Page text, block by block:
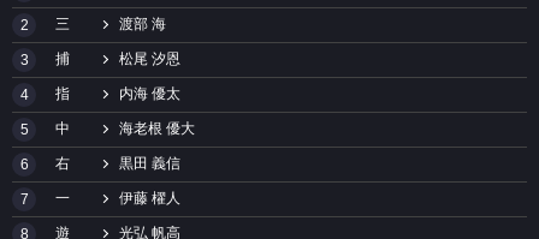
2 三 渡部 海
3 捕 松尾 汐恩
4 指 内海 優太
5 中 海老根 優大
6 右 黒田 義信
7 一 伊藤 櫂人
8 遊 光弘 帆高